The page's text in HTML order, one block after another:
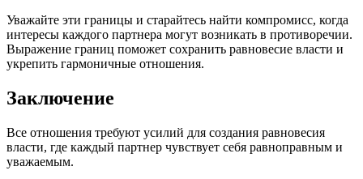
Уважайте эти границы и старайтесь найти компромисс, когда
интересы каждого партнера могут возникать в противоречии.
Выражение границ поможет сохранить равновесие власти и
укрепить гармоничные отношения.
Заключение
Все отношения требуют усилий для создания равновесия
власти, где каждый партнер чувствует себя равноправным и
уважаемым.